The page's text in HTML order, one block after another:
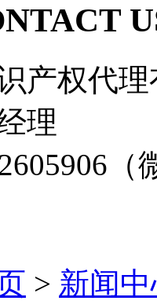
产权代
理
（
> 新闻